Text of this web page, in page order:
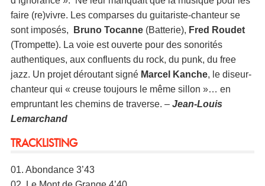
faire (re)vivre. Les comparses du guitariste-chanteur se
sont imposés,
Bruno Tocanne(Batterie), Fred Roudet
(Trompette). La voie est ouverte pour des sonorités
authentiques, aux confluents du rock, du punk, du free
jazz. Un projet déroutant signé Marcel Kanche, le diseur-
chanteur qui « creuse toujours le même sillon »… en
empruntant les chemins de traverse. – Jean-Louis
Lemarchand
TRACKLISTING
01. Abondance 3’43